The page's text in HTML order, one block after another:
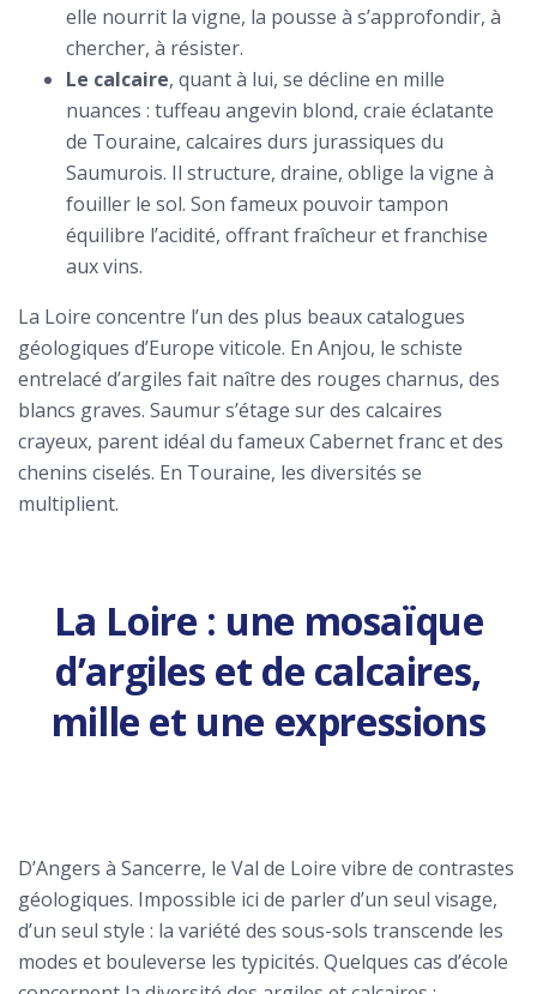
elle nourrit la vigne, la pousse à s’approfondir, à
chercher, à résister.
Le calcaire, quant à lui, se décline en mille
nuances : tuffeau angevin blond, craie éclatante
de Touraine, calcaires durs jurassiques du
Saumurois. Il structure, draine, oblige la vigne à
fouiller le sol. Son fameux pouvoir tampon
équilibre l’acidité, offrant fraîcheur et franchise
aux vins.
La Loire concentre l’un des plus beaux catalogues
géologiques d’Europe viticole. En Anjou, le schiste
entrelacé d’argiles fait naître des rouges charnus, des
blancs graves. Saumur s’étage sur des calcaires
crayeux, parent idéal du fameux Cabernet franc et des
chenins ciselés. En Touraine, les diversités se
multiplient.
La Loire : une mosaïque
d’argiles et de calcaires,
mille et une expressions
D’Angers à Sancerre, le Val de Loire vibre de contrastes
géologiques. Impossible ici de parler d’un seul visage,
d’un seul style : la variété des sous-sols transcende les
modes et bouleverse les typicités. Quelques cas d’école